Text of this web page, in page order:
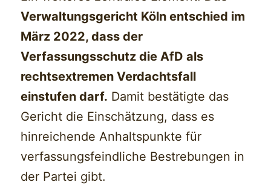
Verwaltungsgericht Köln entschied im
März 2022, dass der
Verfassungsschutz die AfD als
rechtsextremen Verdachtsfall
einstufen darf. Damit bestätigte das
Gericht die Einschätzung, dass es
hinreichende Anhaltspunkte für
verfassungsfeindliche Bestrebungen in
der Partei gibt.